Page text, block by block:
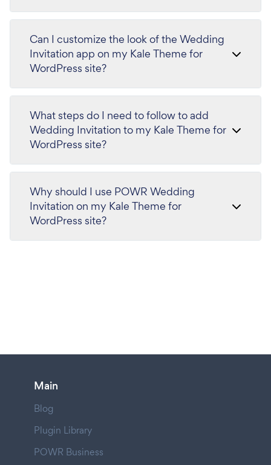
Can I customize the look of the Wedding
Invitation app on my Kale Theme for
WordPress site?
What steps do I need to follow to add
Wedding Invitation to my Kale Theme for
WordPress site?
Why should I use POWR Wedding
Invitation on my Kale Theme for
WordPress site?
Main
Blog
Plugin Library
POWR Business